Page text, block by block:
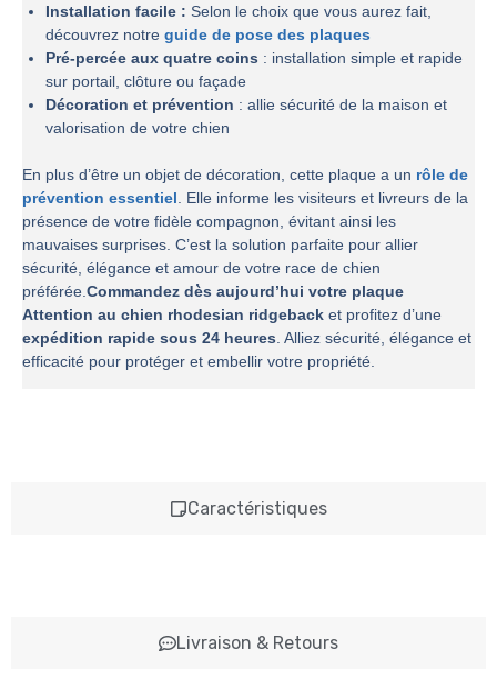
Caractéristiques
Livraison & Retours
Installation facile : Selon le choix que vous aurez fait,
découvrez notre guide de pose des plaques
Pré-percée aux quatre coins : installation simple et rapide
sur portail, clôture ou façade
Décoration et prévention : allie sécurité de la maison et
valorisation de votre chien
En plus d’être un objet de décoration, cette plaque a un rôle de
prévention essentiel. Elle informe les visiteurs et livreurs de la
présence de votre fidèle compagnon, évitant ainsi les
mauvaises surprises. C’est la solution parfaite pour allier
sécurité, élégance et amour de votre race de chien
préférée.Commandez dès aujourd’hui votre plaque
Attention au chien rhodesian ridgeback et profitez d’une
expédition rapide sous 24 heures. Alliez sécurité, élégance et
efficacité pour protéger et embellir votre propriété.